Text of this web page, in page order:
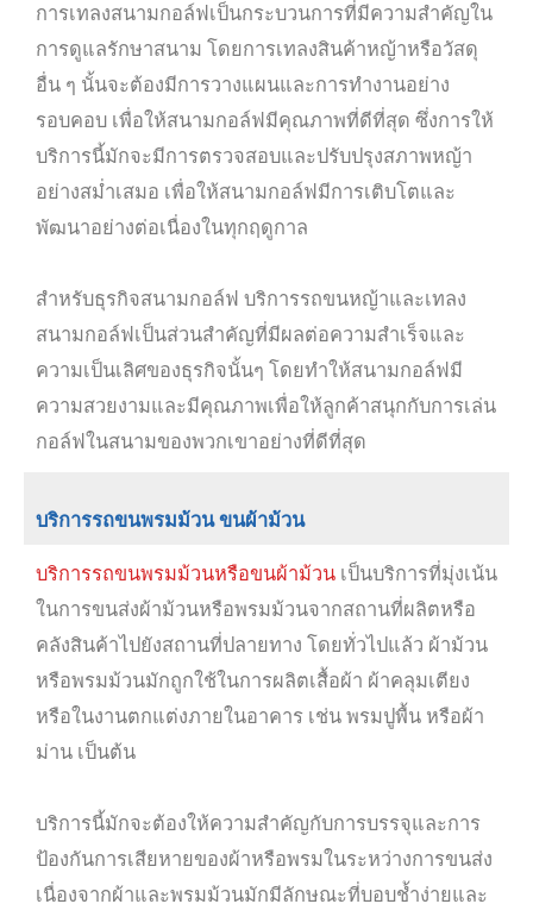
การเทลงสนามกอล์ฟเป็นกระบวนการที่มีความสำคัญใน
การดูแลรักษาสนาม โดยการเทลงสินค้าหญ้าหรือวัสดุ
อื่น ๆ นั้นจะต้องมีการวางแผนและการทำงานอย่าง
รอบคอบ เพื่อให้สนามกอล์ฟมีคุณภาพที่ดีที่สุด ซึ่งการให้
บริการนี้มักจะมีการตรวจสอบและปรับปรุงสภาพหญ้า
อย่างสม่ำเสมอ เพื่อให้สนามกอล์ฟมีการเติบโตและ
พัฒนาอย่างต่อเนื่องในทุกฤดูกาล
สำหรับธุรกิจสนามกอล์ฟ บริการรถขนหญ้าและเทลง
สนามกอล์ฟเป็นส่วนสำคัญที่มีผลต่อความสำเร็จและ
ความเป็นเลิศของธุรกิจนั้นๆ โดยทำให้สนามกอล์ฟมี
ความสวยงามและมีคุณภาพเพื่อให้ลูกค้าสนุกกับการเล่น
กอล์ฟในสนามของพวกเขาอย่างที่ดีที่สุด
บริการรถขนพรมม้วน ขนผ้าม้วน
บริการรถขนพรมม้วนหรือขนผ้าม้วน เป็นบริการที่มุ่งเน้น
ในการขนส่งผ้าม้วนหรือพรมม้วนจากสถานที่ผลิตหรือ
คลังสินค้าไปยังสถานที่ปลายทาง โดยทั่วไปแล้ว ผ้าม้วน
หรือพรมม้วนมักถูกใช้ในการผลิตเสื้อผ้า ผ้าคลุมเตียง
หรือในงานตกแต่งภายในอาคาร เช่น พรมปูพื้น หรือผ้า
ม่าน เป็นต้น
บริการนี้มักจะต้องให้ความสำคัญกับการบรรจุและการ
ป้องกันการเสียหายของผ้าหรือพรมในระหว่างการขนส่ง
เนื่องจากผ้าและพรมม้วนมักมีลักษณะที่บอบช้ำง่ายและ